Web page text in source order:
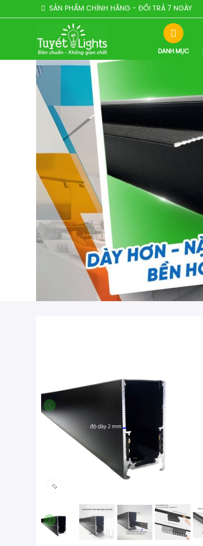
SẢN PHẨM CHÍNH HÃNG - ĐỔI TRẢ 7 NGÀY
DANH MỤC